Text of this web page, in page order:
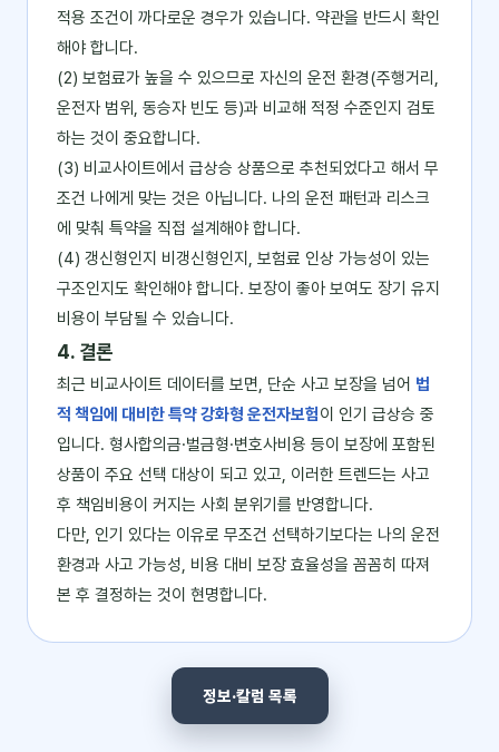
적용 조건이 까다로운 경우가 있습니다. 약관을 반드시 확인
해야 합니다.
(2) 보험료가 높을 수 있으므로 자신의 운전 환경(주행거리,
운전자 범위, 동승자 빈도 등)과 비교해 적정 수준인지 검토
하는 것이 중요합니다.
(3) 비교사이트에서 급상승 상품으로 추천되었다고 해서 무
조건 나에게 맞는 것은 아닙니다. 나의 운전 패턴과 리스크
에 맞춰 특약을 직접 설계해야 합니다.
(4) 갱신형인지 비갱신형인지, 보험료 인상 가능성이 있는
구조인지도 확인해야 합니다. 보장이 좋아 보여도 장기 유지
비용이 부담될 수 있습니다.
4. 결론
최근 비교사이트 데이터를 보면, 단순 사고 보장을 넘어 법
적 책임에 대비한 특약 강화형 운전자보험이 인기 급상승 중
입니다. 형사합의금·벌금형·변호사비용 등이 보장에 포함된
상품이 주요 선택 대상이 되고 있고, 이러한 트렌드는 사고
후 책임비용이 커지는 사회 분위기를 반영합니다.
다만, 인기 있다는 이유로 무조건 선택하기보다는 나의 운전
환경과 사고 가능성, 비용 대비 보장 효율성을 꼼꼼히 따져
본 후 결정하는 것이 현명합니다.
정보·칼럼 목록